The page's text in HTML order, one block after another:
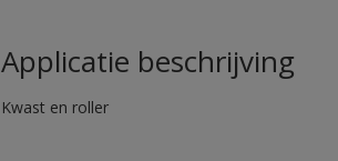
Applicatie beschrijving
Kwast en roller